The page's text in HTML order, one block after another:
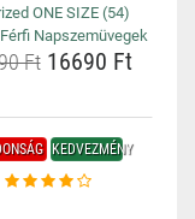
ONE SIZE (54)
Napszemüvegek
Ft16690 Ft
KEDVEZMÉNY